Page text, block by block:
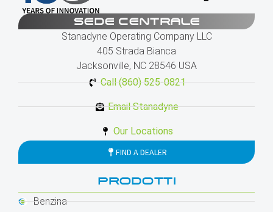
SEDE CENTRALE
Stanadyne Operating Company LLC
405 Strada Bianca
Jacksonville, NC 28546 USA
Call (860) 525-0821
Email Stanadyne
Our Locations
FIND A DEALER
PRODOTTI
Benzina